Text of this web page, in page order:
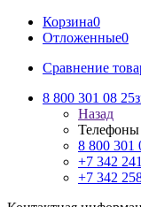
Корзина0
Отложенные0
Сравнение
8 800 301 08 25
Назад
Телефоны
8 800 301
+7 342
+7 342